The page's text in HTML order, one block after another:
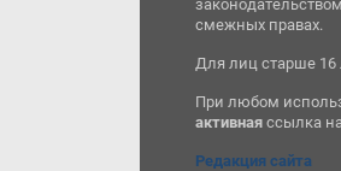
смежных правах.
Для лиц старше 16
При любом
активная ссылка
Редакция сайта